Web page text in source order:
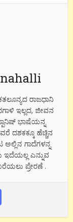
ರಾಜಧಾನಿ
ಇಲ್ಲದ, ಜೀವನ
ಭಾಷೆಯನ್ನ
ದಶಕಕ್ಕೂ ಹೆಚ್ಚಿನ
ಗಾದೆಗಳನ್ನ
ಇದೆಯಲ್ಲ ಎನ್ನುವ
ಪ್ರೇರಣೆ .